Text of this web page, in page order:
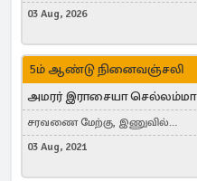
03 Aug, 2026
5ம் ஆண்டு நினைவஞ்சலி
அமரர் இராசையா செல்லம்மா
சரவணை மேற்கு, இணுவில்
கிழக்கு
03 Aug, 2021